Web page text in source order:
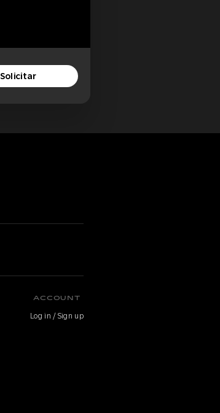
Solicitar
ACCOUNT
Log in / Sign up